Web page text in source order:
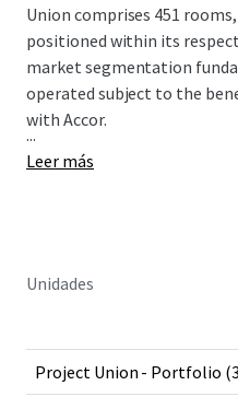
Union comprises 451
positioned within its
market segmentation
operated subject to the
with Accor.
...
Leer más
Unidades
Project Union -